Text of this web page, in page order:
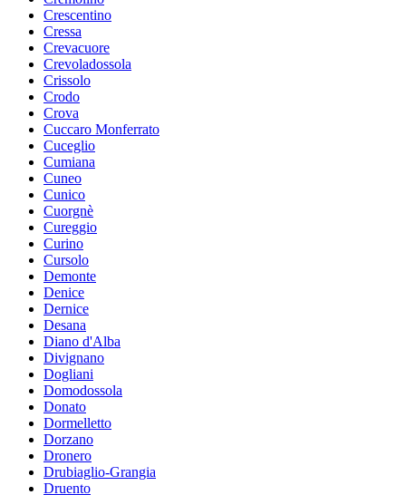
Crescentino
Cressa
Crevacuore
Crevoladossola
Crissolo
Crodo
Crova
Cuccaro Monferrato
Cuceglio
Cumiana
Cuneo
Cunico
Cuorgnè
Cureggio
Curino
Cursolo
Demonte
Denice
Dernice
Desana
Diano d'Alba
Divignano
Dogliani
Domodossola
Donato
Dormelletto
Dorzano
Dronero
Drubiaglio-Grangia
Druento